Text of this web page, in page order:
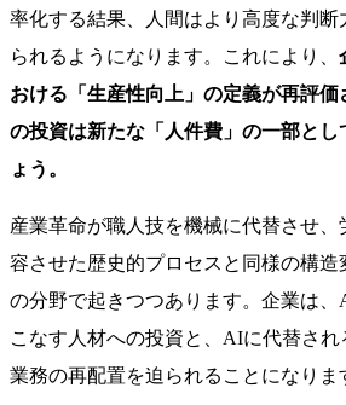
率化する結果、人間はより高度な判断
られるようになります。これにより、
おける「生産性向上」の定義が再評価
の投資は新たな「人件費」の一部とし
ょう。
産業革命が職人技を機械に代替させ、
容させた歴史的プロセスと同様の構造
の分野で起きつつあります。企業は、
こなす人材への投資と、AIに代替され
業務の再配置を迫られることになりま